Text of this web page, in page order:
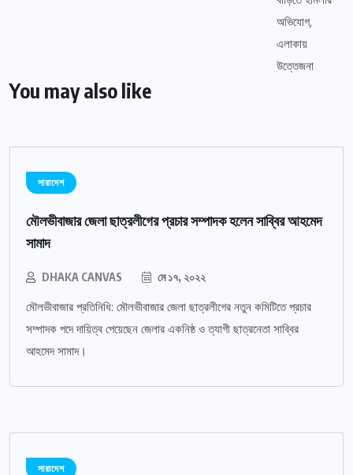
You may also like
সারাদেশ
মৌলভীবাজার জেলা ছাত্রলীগের প্রচার সম্পাদক হলেন সাব্বির আহমেদ
সামাদ
DHAKA CANVAS মে ১৭, ২০২২
মৌলভীবাজার প্রতিনিধি: মৌলভীবাজার জেলা ছাত্রলীগের নতুন কমিটিতে প্রচার
সম্পাদক পদে দায়িত্ব পেয়েছেন জেলার একনিষ্ঠ ও ত্যাগী ছাত্রনেতা সাব্বির
আহমেদ সামাদ।
সারাদেশ